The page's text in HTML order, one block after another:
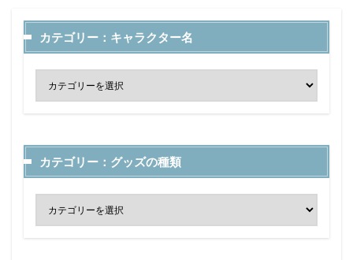
カテゴリー：キャラクター名
カテゴリー：グッズの種類